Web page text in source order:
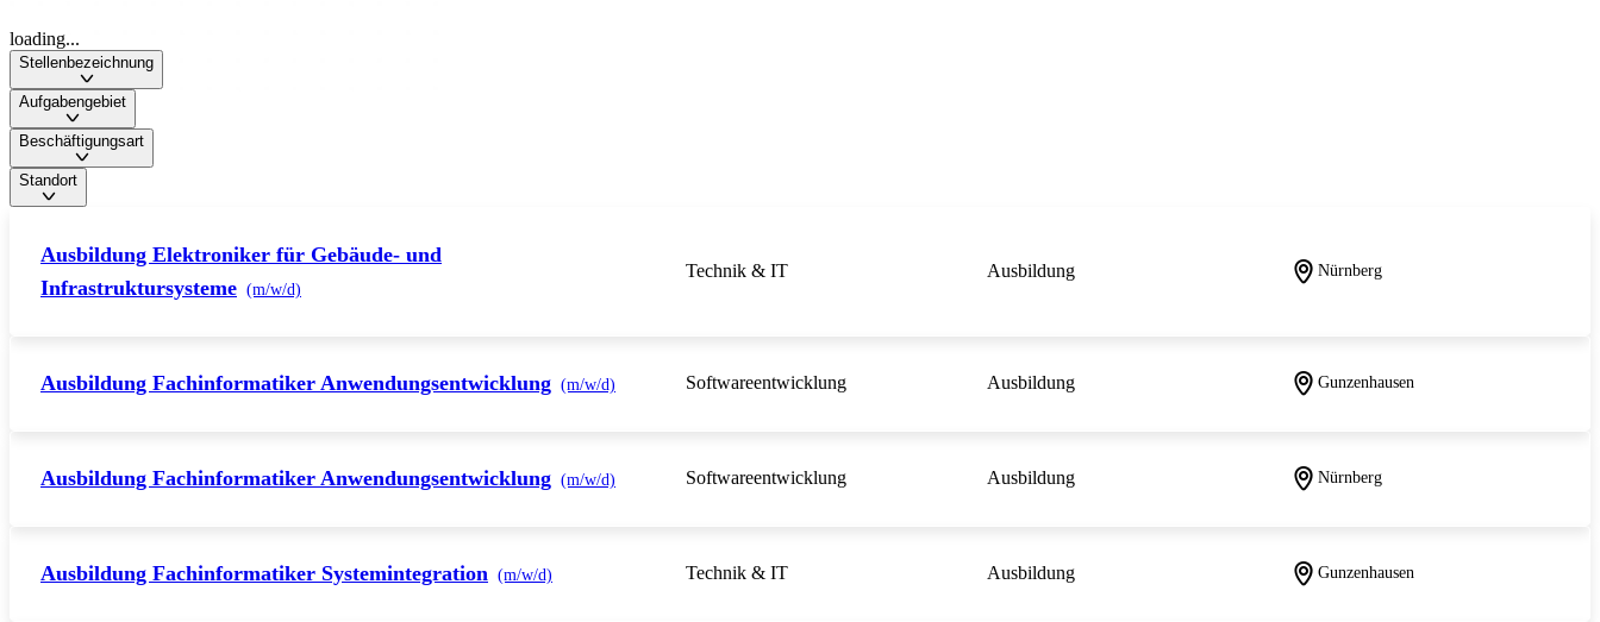
loading...
Stellenbezeichnung
Aufgabengebiet
Beschäftigungsart
Standort
Ausbildung Elektroniker für Gebäude- und
Infrastruktursysteme (m/w/d)
Nürnberg
Technik & IT Ausbildung
Ausbildung Fachinformatiker Anwendungsentwicklung (m/w/d) Gunzenhausen
Softwareentwicklung Ausbildung
Ausbildung Fachinformatiker Anwendungsentwicklung (m/w/d) Nürnberg
Softwareentwicklung Ausbildung
Ausbildung Fachinformatiker Systemintegration (m/w/d) Gunzenhausen
Technik & IT Ausbildung